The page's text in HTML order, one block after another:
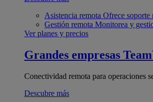
Asistencia remota Ofrece soporte
Gestión remota Monitorea y
Ver planes y precios
Grandes empresas
Conectividad remota para operaciones
Descubre más